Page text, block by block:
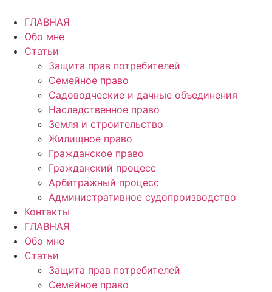
содержимому
ГЛАВНАЯ
Обо мне
Статьи
Защита прав потребителей
Семейное право
Садоводческие и дачные объединения
Наследственное право
Земля и строительство
Жилищное право
Гражданское право
Гражданский процесс
Арбитражный процесс
Административное судопроизводство
Контакты
ГЛАВНАЯ
Обо мне
Статьи
Защита прав потребителей
Семейное право